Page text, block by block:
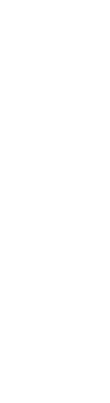
La celebración del
emitir las
el Ayuntamiento de
Ausencia de
La Delegación del
que el equipo
La respuesta
en la OMS», tras las
argumentos, la
del Secretario de
que no habría «un
La justificación a la
el 9 de junio en el
República
provincias de Ituri,
Añaden que «el
España- no está
«la comunicación
Añaden que, «hasta
Democrática del
día 23 de mayo ya